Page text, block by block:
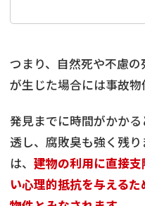
つまり、自然死や不慮
が生じた場合には事故物
発見までに時間がかか
透し、腐敗臭も強く残
は、 建物の利用に直接
い心理的抵抗を与える